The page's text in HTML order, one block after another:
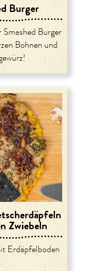
Burger
Smashed Burger
Bohnen und
Zwiebeln
Erdäpfelboden